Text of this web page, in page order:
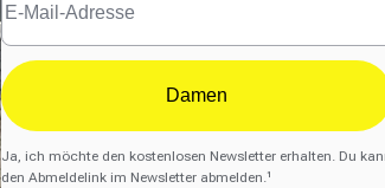
Damen
Ja, ich möchte den kostenlosen Newsletter erhalten. Du
den Abmeldelink im Newsletter abmelden.¹